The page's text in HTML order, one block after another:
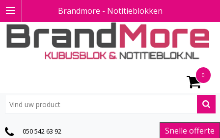
Brandmore - Notitieblokken
0
Snelle offerte
050 542 63 92